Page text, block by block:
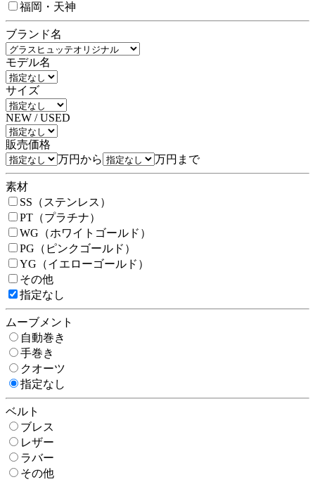
福岡・天神
ブランド名
モデル名
サイズ
NEW / USED
販売価格
万円から
万円まで
素材
SS（ステンレス）
PT（プラチナ）
WG（ホワイトゴールド）
PG（ピンクゴールド）
YG（イエローゴールド）
その他
指定なし
ムーブメント
自動巻き
手巻き
クオーツ
指定なし
ベルト
ブレス
レザー
ラバー
その他